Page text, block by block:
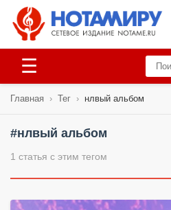
☰
Главная › Тег › нлвый альбом
#нлвый альбом
1 статья с этим тегом